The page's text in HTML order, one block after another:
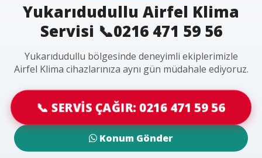
Yukarıdudullu Airfel Klima
Servisi 📞0216 471 59 56
Yukarıdudullu bölgesinde deneyimli ekiplerimizle
Airfel Klima cihazlarınıza aynı gün müdahale ediyoruz.
📞 SERVİS ÇAĞIR: 0216 471 59 56
Konum Gönder